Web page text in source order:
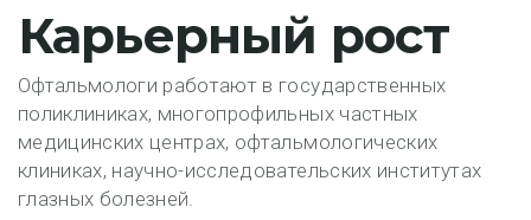
Карьерный рост
Офтальмологи работают в государственных
поликлиниках, многопрофильных частных
медицинских центрах, офтальмологических
клиниках, научно-исследовательских институтах
глазных болезней.